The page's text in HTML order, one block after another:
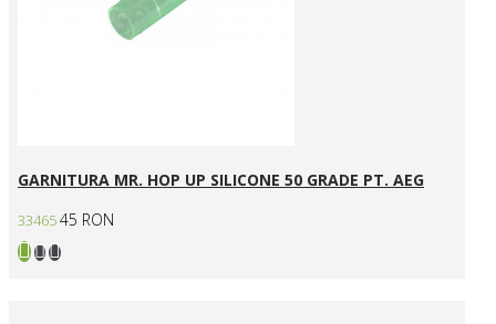
GARNITURA MR. HOP UP SILICONE 50 GRADE PT. AEG
3346545 RON